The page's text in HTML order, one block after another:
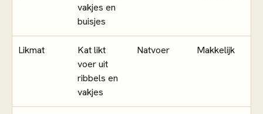
vakjes en
buisjes
Likmat
Kat likt
voer uit
ribbels en
vakjes
Natvoer Makkelijk